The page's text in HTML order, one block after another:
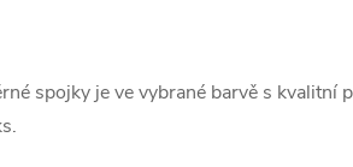
spojky je ve vybrané barvě s kvalitní